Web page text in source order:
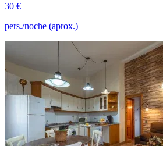
30 €
pers./noche (aprox.)